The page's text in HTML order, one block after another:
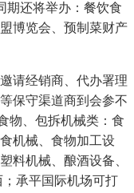
期还将举办：餐饮食
博览会、预制菜财产
经销商、代办署理
保守渠道商到会参不
物、包拆机械类：食
机械、食物加工设
料机械、酿酒设备、
承平国际机场可打